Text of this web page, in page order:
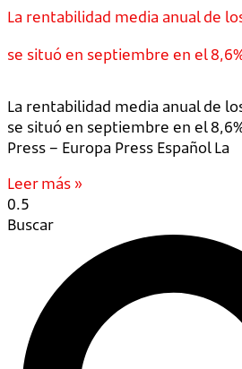
La rentabilidad media anual de
se situó en septiembre en el
La rentabilidad media anual de
se situó en septiembre en el
Press – Europa Press Español La
Leer más »
Buscar